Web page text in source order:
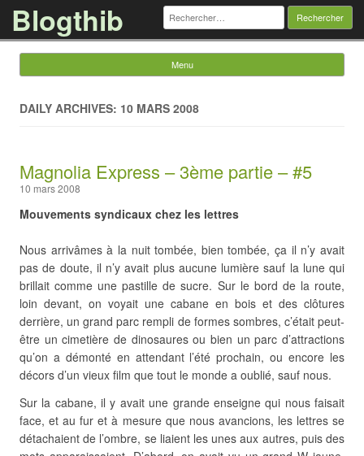
Blogthib Rechercher :
Menu
DAILY ARCHIVES: 10 MARS 2008
Magnolia Express – 3ème partie – #5
10 mars 2008
Mouvements syndicaux chez les lettres
Nous arrivâmes à la nuit tombée, bien tombée, ça il n’y avait
pas de doute, il n’y avait plus aucune lumière sauf la lune qui
brillait comme une pastille de sucre. Sur le bord de la route,
loin devant, on voyait une cabane en bois et des clôtures
derrière, un grand parc rempli de formes sombres, c’était peut-
être un cimetière de dinosaures ou bien un parc d’attractions
qu’on a démonté en attendant l’été prochain, ou encore les
décors d’un vieux film que tout le monde a oublié, sauf nous.
Sur la cabane, il y avait une grande enseigne qui nous faisait
face, et au fur et à mesure que nous avancions, les lettres se
détachaient de l’ombre, se liaient les unes aux autres, puis des